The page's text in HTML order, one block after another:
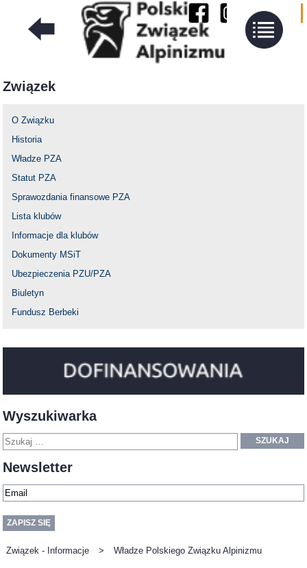
Związek
O Związku
Historia
Władze PZA
Statut PZA
Sprawozdania finansowe PZA
Lista klubów
Informacje dla klubów
Dokumenty MSiT
Ubezpieczenia PZU/PZA
Biuletyn
Fundusz Berbeki
Wyszukiwarka
SZUKAJ
Newsletter
Związek - Informacje > Władze Polskiego Związku Alpinizmu